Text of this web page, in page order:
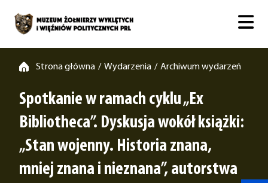
Strona główna / Wydarzenia / Archiwum wydarzeń
Spotkanie w ramach cyklu „Ex
Bibliotheca”. Dyskusja wokół książki:
„Stan wojenny. Historia znana,
mniej znana i nieznana”, autorstwa